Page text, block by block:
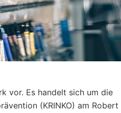
vor. Es handelt sich um die
(KRINKO) am ­Robert